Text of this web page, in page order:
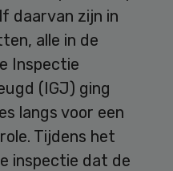
daarvan zijn in
alle in de
Inspectie
(IGJ) ging
langs voor een
Tijdens het
inspectie dat de